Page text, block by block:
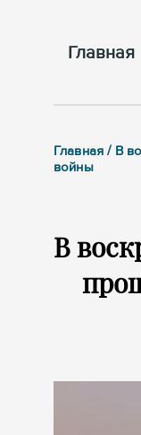
Главная
Главная / В
войны
В